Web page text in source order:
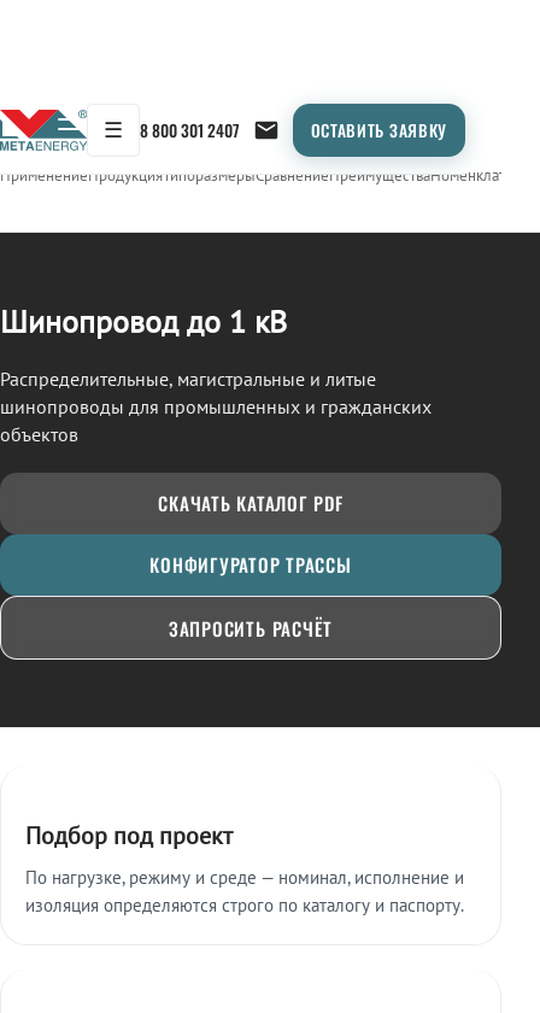
☰ 8 800 301 2407 ОСТАВИТЬ ЗАЯВКУ
← Продукция/ШИНОПРОВОД
ПрименениеПродукцияТипоразмерыСравнениеПреимуществаНоменклатура
Шинопровод до 1 кВ
Распределительные, магистральные и литые
шинопроводы для промышленных и гражданских
объектов
СКАЧАТЬ КАТАЛОГ PDF
КОНФИГУРАТОР ТРАССЫ
ЗАПРОСИТЬ РАСЧЁТ
Подбор под проект
По нагрузке, режиму и среде — номинал, исполнение и
изоляция определяются строго по каталогу и паспорту.